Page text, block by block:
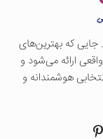
جایی که بهترین‌های
ارائه می‌شود و
هوشمندانه و